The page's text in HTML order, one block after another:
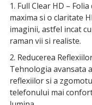
1. Full Clear HD –
maxima si o claritate
imaginii, astfel incat
raman vii si realiste.
2. Reducerea
Tehnologia avansata
reflexiilor si a
telefonului mai